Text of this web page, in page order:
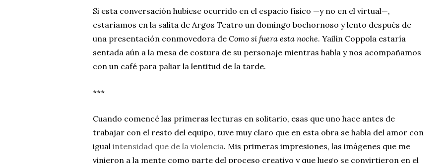
Si esta conversación hubiese ocurrido en el espacio físico —y no en el virtual—,
estaríamos en la salita de Argos Teatro un domingo bochornoso y lento después de
una presentación conmovedora de Como si fuera esta noche. Yailín Coppola estaría
sentada aún a la mesa de costura de su personaje mientras habla y nos acompañamos
con un café para paliar la lentitud de la tarde.
***
Cuando comencé las primeras lecturas en solitario, esas que uno hace antes de
trabajar con el resto del equipo, tuve muy claro que en esta obra se habla del amor con
igual intensidad que de la violencia. Mis primeras impresiones, las imágenes que me
vinieron a la mente como parte del proceso creativo y que luego se convirtieron en el